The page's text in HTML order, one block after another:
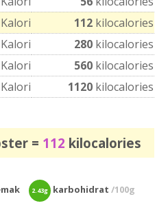
Kalori 112 kilocalories
Kalori 280 kilocalories
Kalori 560 kilocalories
Kalori 1120 kilocalories
= 112 kilocalories
2.43g karbohidrat/100g